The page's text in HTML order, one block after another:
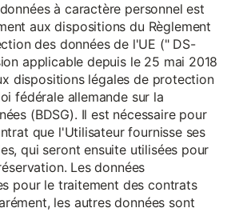
à caractère personnel est
aux dispositions du Règlement
des données de l'UE (" DS-
applicable depuis le 25 mai 2018
dispositions légales de protection
fédérale allemande sur la
(BDSG). Il est nécessaire pour
que l'Utilisateur fournisse ses
qui seront ensuite utilisées pour
Les données
pour le traitement des contrats
les autres données sont